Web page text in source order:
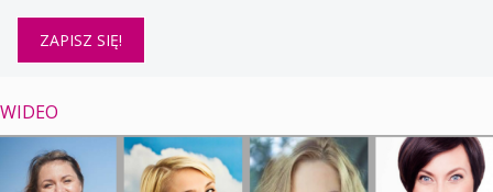
WIDEO